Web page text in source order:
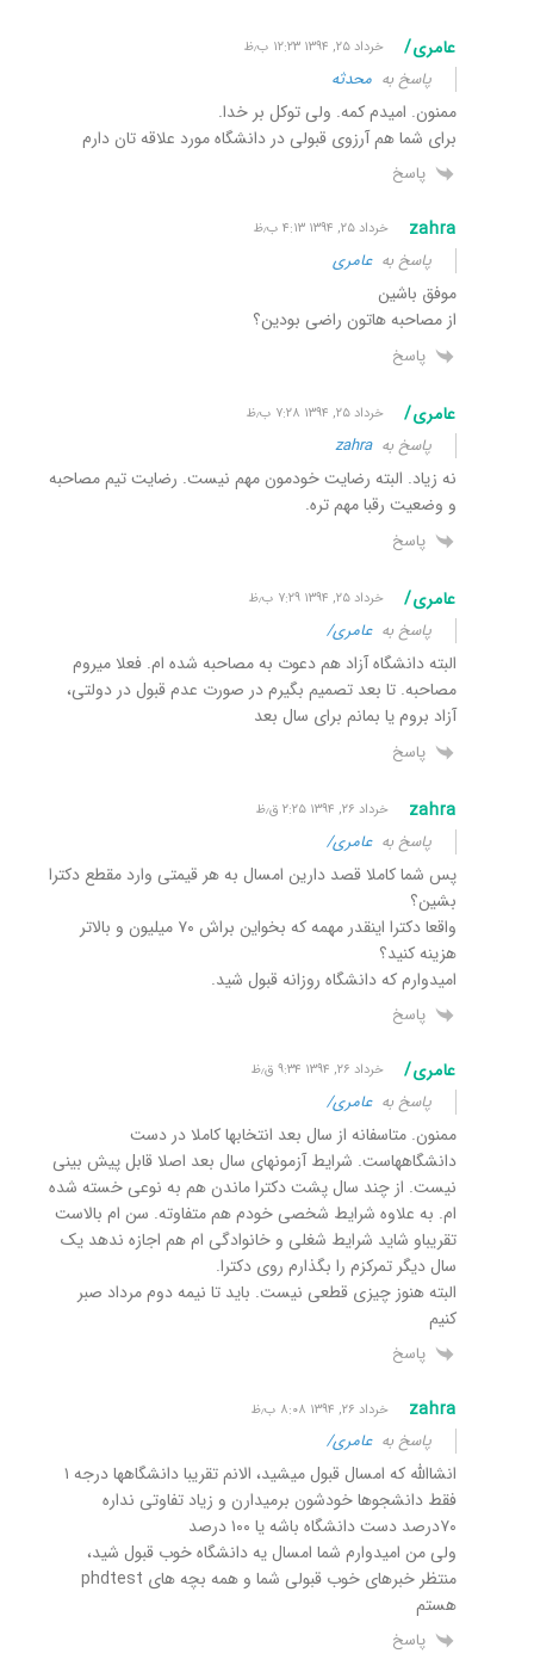
عامری/ خرداد ۲۵, ۱۳۹۴ ۱۲:۲۳ ب٫ظ
پاسخ به محدثه
ممنون. امیدم کمه. ولی توکل بر خدا.
برای شما هم آرزوی قبولی در دانشگاه مورد علاقه تان دارم
پاسخ
zahra خرداد ۲۵, ۱۳۹۴ ۴:۱۳ ب٫ظ
پاسخ بهعامری
موفق باشین
از مصاحبه هاتون راضی بودین؟
پاسخ
عامری/ خرداد ۲۵, ۱۳۹۴ ۷:۲۸ ب٫ظ
پاسخ بهzahra
نه زیاد. البته رضایت خودمون مهم نیست. رضایت تیم مصاحبه
و وضعیت رقبا مهم تره.
پاسخ
عامری/ خرداد ۲۵, ۱۳۹۴ ۷:۲۹ ب٫ظ
پاسخ بهعامری/
البته دانشگاه آزاد هم دعوت به مصاحبه شده ام. فعلا میروم
مصاحبه. تا بعد تصمیم بگیرم در صورت عدم قبول در دولتی،
آزاد بروم یا بمانم برای سال بعد
پاسخ
zahra خرداد ۲۶, ۱۳۹۴ ۲:۲۵ ق٫ظ
پاسخ بهعامری/
پس شما کاملا قصد دارین امسال به هر قیمتی وارد مقطع دکترا
بشین؟
واقعا دکترا اینقدر مهمه که بخواین براش ۷۰ میلیون و بالاتر
هزینه کنید؟
امیدوارم که دانشگاه روزانه قبول شید.
پاسخ
عامری/ خرداد ۲۶, ۱۳۹۴ ۹:۳۴ ق٫ظ
پاسخ بهعامری/
ممنون. متاسفانه از سال بعد انتخابها کاملا در دست
دانشگاههاست. شرایط آزمونهای سال بعد اصلا قابل پیش بینی
نیست. از چند سال پشت دکترا ماندن هم به نوعی خسته شده
ام. به علاوه شرایط شخصی خودم هم متفاوته. سن ام بالاست
تقریباو شاید شرایط شغلی و خانوادگی ام هم اجازه ندهد یک
سال دیگر تمرکزم را بگذارم روی دکترا.
البته هنوز چیزی قطعی نیست. باید تا نیمه دوم مرداد صبر
کنیم
پاسخ
zahra خرداد ۲۶, ۱۳۹۴ ۸:۰۸ ب٫ظ
پاسخ بهعامری/
انشاالله که امسال قبول میشید، الانم تقریبا دانشگاهها درجه ۱
فقط دانشجوها خودشون برمیدارن و زیاد تفاوتی نداره
۷۰درصد دست دانشگاه باشه یا ۱۰۰ درصد
ولی من امیدوارم شما امسال یه دانشگاه خوب قبول شید،
منتظر خبرهای خوب قبولی شما و همه بچه های phdtest
هستم
پاسخ